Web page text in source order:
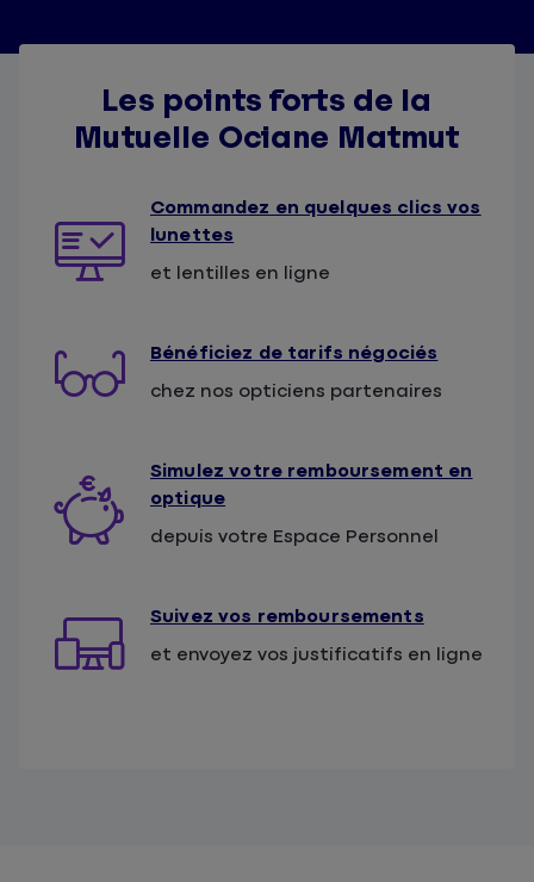
Les points forts de la
Mutuelle Ociane Matmut
Commandez en quelques clics vos
lunettes
et lentilles en ligne
Bénéficiez de tarifs négociés
chez nos opticiens partenaires
Simulez votre remboursement en
optique
depuis votre Espace Personnel
Suivez vos remboursements
et envoyez vos justificatifs en ligne